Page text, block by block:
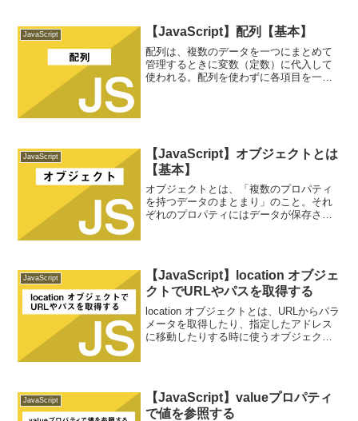
JavaScript 【JavaScript】配列【基本】
配列は、複数のデータを一つにまとめて
管理するときに変数（定数）に代入して
使われる。配列を使わずに各項目を一つ
JavaScript
【JavaScript】オブジェクトとは
【基本】
オブジェクトとは、「複数のプロパティ
を持つデータのまとまり」のこと。それ
ぞれのプロパティにはデータが保存され
り方オブジェクトを作成す...
JavaScript
【JavaScript】location オブジェ
クトでURLやパスを取得する
location オブジェクトとは、URLからパラ
メータを取得したり、指定したアドレス
に移動したりする時に使うオブジェクト
JavaScript
【JavaScript】valueプロパティ
で値を参照する